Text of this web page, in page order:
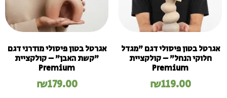
אגרטל בטון פיסולי דגם "מגדל
חלוקי הנחל" – קולקציית
Premium
₪119.00
אגרטל בטון פיסולי מודרני דגם
"קשת האבן" – קולקציית
Premium
₪179.00